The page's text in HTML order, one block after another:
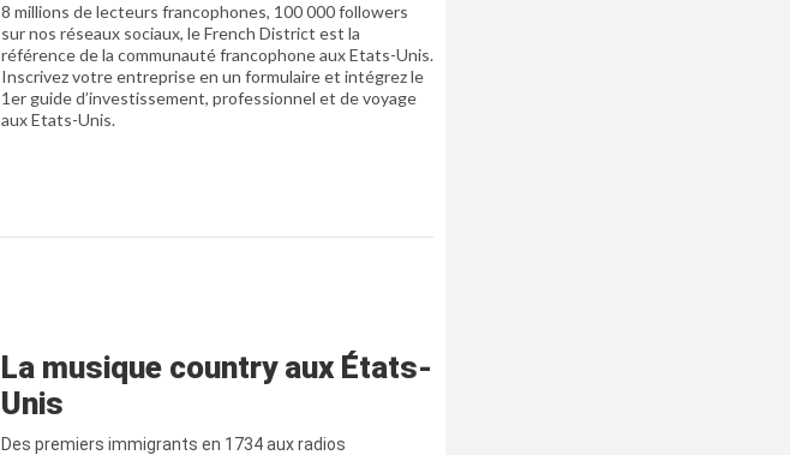
8 millions de lecteurs francophones, 100 000 followers
sur nos réseaux sociaux, le French District est la
référence de la communauté francophone aux Etats-Unis.
Inscrivez votre entreprise en un formulaire et intégrez le
1er guide d’investissement, professionnel et de voyage
aux Etats-Unis.
La musique country aux États-
Unis
Des premiers immigrants en 1734 aux radios